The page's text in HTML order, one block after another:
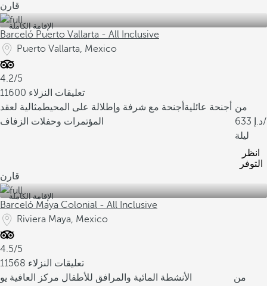
قارن
الإقامة الكاملة
Barceló Puerto Vallarta - All Inclusive
Puerto Vallarta, Mexico
4.2/5
11600 تعليقات النزلاء
أجنحة عائلية أجنحة مع شرفة وإطلالة على المحيطمثالية لعقد
المؤتمرات وحفلات الزفاف
من
633
/
ليلة
انظر
التوفر
قارن
الإقامة الكاملة
Barceló Maya Colonial - All Inclusive
Riviera Maya, Mexico
4.5/5
11568 تعليقات النزلاء
الأنشطة المائية والمرافق للأطفال مركز العافية يو
من